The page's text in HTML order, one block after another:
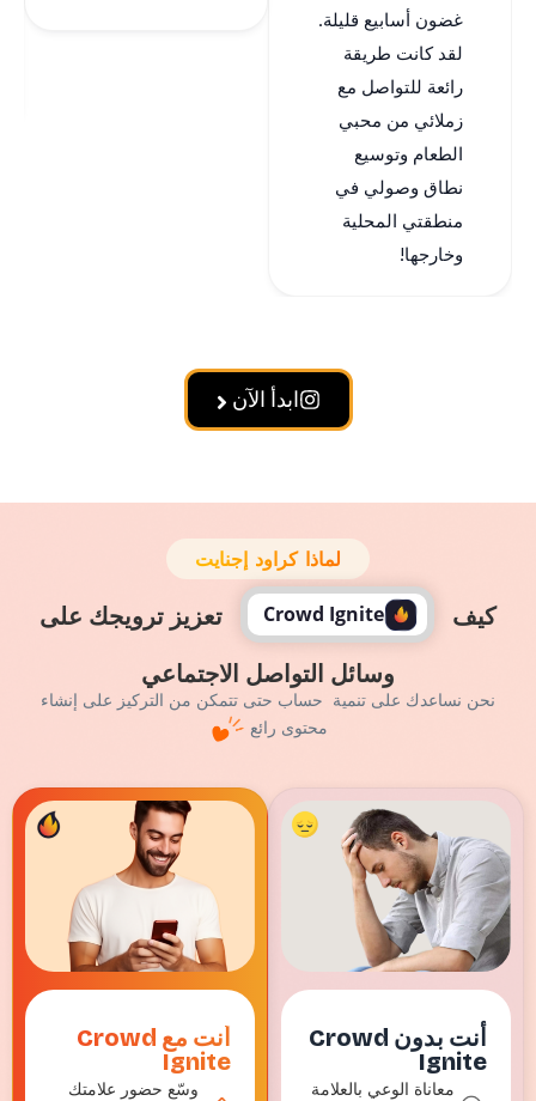
غضون أسابيع قليلة.
لقد كانت طريقة
رائعة للتواصل مع
زملائي من محبي
الطعام وتوسيع
نطاق وصولي في
منطقتي المحلية
ابدأ الآن
لماذا كراود إجنايت
Crowd Ignite تعزيز ترويجك على
وسائل التواصل الاجتماعي
نساعدك على تنميةحساب حتى تتمكن من التركيز على إنشاء
محتوى رائع
بدونCrowd
معاناة الوعي بالعلامة
Crowd
Ignite
وسّع حضور علامتك